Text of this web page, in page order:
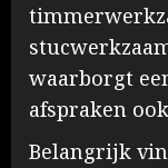
waarborgt
afspraken
Belangrijk